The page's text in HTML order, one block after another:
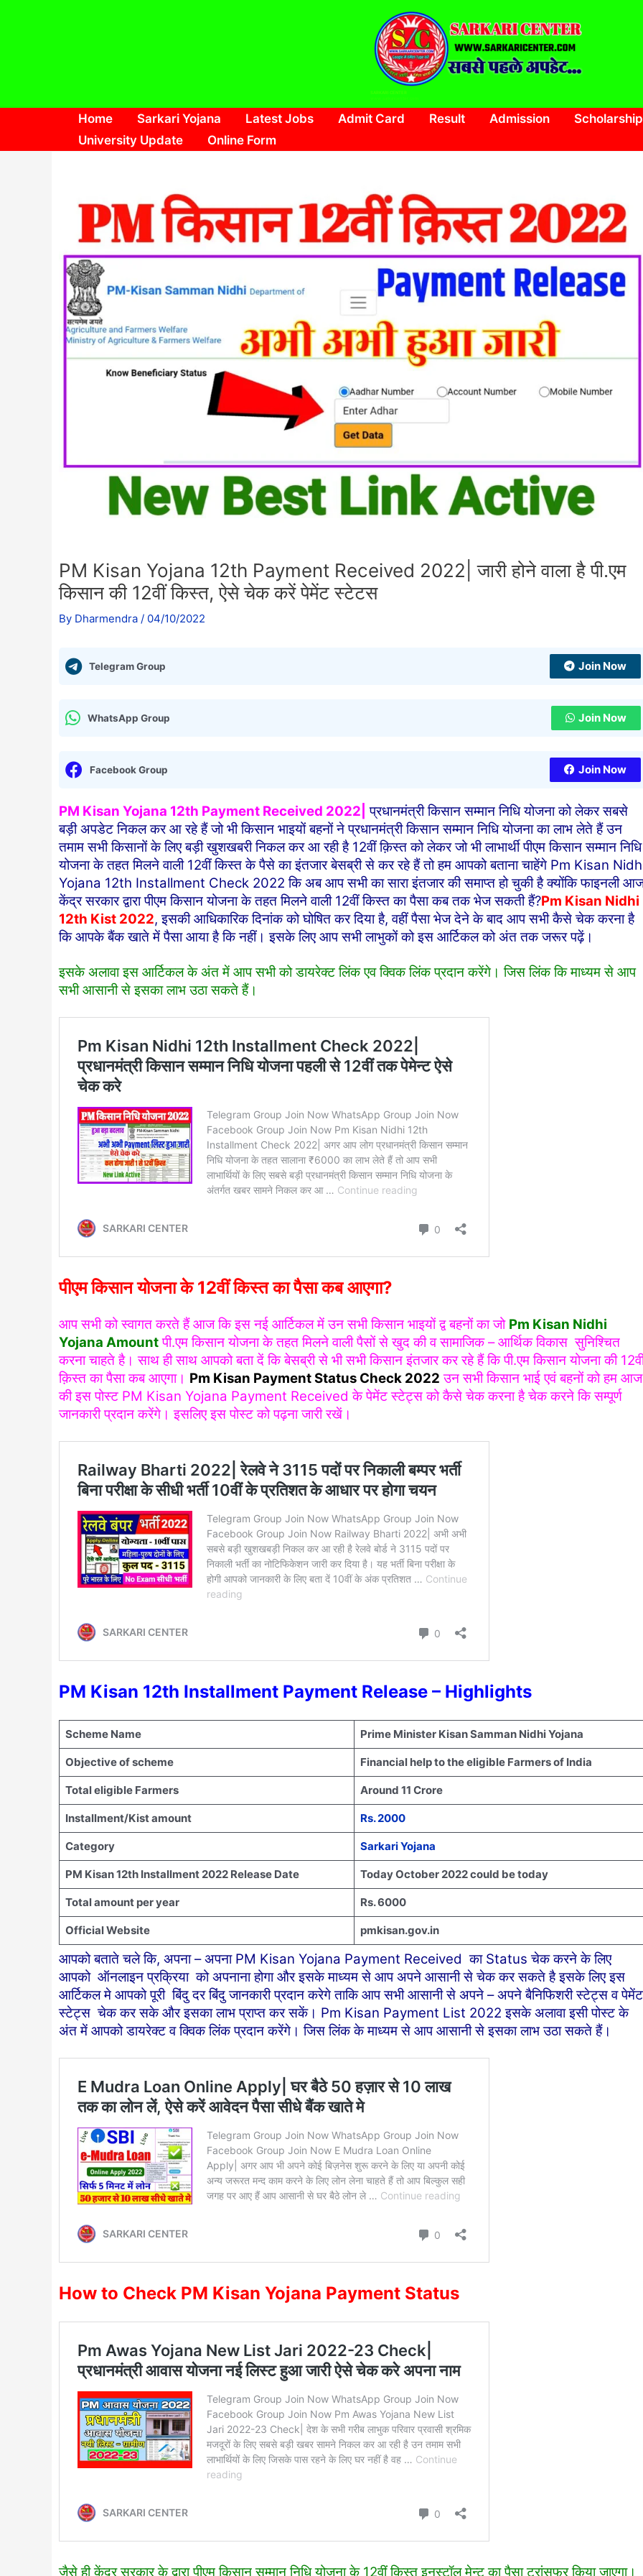
SARKARI CENTER
Home Sarkari Yojana Latest Jobs Admit Card Result Admission
Scholarship
University Update
Online Form
PM Kisan Yojana 12th Payment Received 2022| जारी होने वाला है पी.एम
किसान की 12वीं किस्त, ऐसे चेक करें पेमेंट स्टेटस
By Dharmendra / 04/10/2022
Telegram Group Join Now
WhatsApp Group Join Now
Facebook Group Join Now
PM Kisan Yojana 12th Payment Received 2022| प्रधानमंत्री किसान सम्मान निधि योजना को लेकर सबसे
बड़ी अपडेट निकल कर आ रहे हैं जो भी किसान भाइयों बहनों ने प्रधानमंत्री किसान सम्मान निधि योजना का लाभ लेते हैं उन
तमाम सभी किसानों के लिए बड़ी खुशखबरी निकल कर आ रही है 12वीं क़िस्त को लेकर जो भी लाभार्थी पीएम किसान सम्मान निधि
योजना के तहत मिलने वाली 12वीं किस्त के पैसे का इंतजार बेसब्री से कर रहे हैं तो हम आपको बताना चाहेंगे Pm Kisan
Yojana 12th Installment Check 2022 कि अब आप सभी का सारा इंतजार की समाप्त हो चुकी है क्योंकि फाइनली
केंद्र सरकार द्वारा पीएम किसान योजना के तहत मिलने वाली 12वीं किस्त का पैसा कब तक भेज सकती हैं?Pm Kisan Nidhi
12th Kist 2022, इसकी आधिकारिक दिनांक को घोषित कर दिया है, वहीं पैसा भेज देने के बाद आप सभी कैसे चेक करना है
कि आपके बैंक खाते में पैसा आया है कि नहीं। इसके लिए आप सभी लाभुकों को इस आर्टिकल को अंत तक जरूर पढ़ें।
इसके अलावा इस आर्टिकल के अंत में आप सभी को डायरेक्ट लिंक एव क्विक लिंक प्रदान करेंगे। जिस लिंक कि माध्यम से आप
सभी आसानी से इसका लाभ उठा सकते हैं।
पीएम किसान योजना के 12वीं किस्त का पैसा कब आएगा?
आप सभी को स्वागत करते हैं आज कि इस नई आर्टिकल में उन सभी किसान भाइयों द्व बहनों का जो Pm Kisan Nidhi
Yojana Amountपी.एम किसान योजना के तहत मिलने वाली पैसों से खुद की व सामाजिक – आर्थिक विकास सुनिश्चित
करना चाहते है। साथ ही साथ आपको बता दें कि बेसब्री से भी सभी किसान इंतजार कर रहे हैं कि पी.एम किसान योजना की
क़िस्त का पैसा कब आएगा। Pm Kisan Payment Status Check 2022 उन सभी किसान भाई एवं बहनों को हम आज
की इस पोस्ट PM Kisan Yojana Payment Received के पेमेंट स्टेट्स को कैसे चेक करना है चेक करने कि सम्पूर्ण
जानकारी प्रदान करेंगे। इसलिए इस पोस्ट को पढ़ना जारी रखें।
PM Kisan 12th Installment Payment Release – Highlights
Scheme Name Prime Minister Kisan Samman Nidhi Yojana
Objective of scheme Financial help to the eligible Farmers of India
Total eligible Farmers Around 11 Crore
Installment/Kist amount Rs. 2000
Category Sarkari Yojana
PM Kisan 12th Installment 2022 Release Date Today October 2022 could be today
Total amount per year Rs. 6000
Official Website pmkisan.gov.in
आपको बताते चले कि, अपना – अपना PM Kisan Yojana Payment Received का Status चेक करने के लिए
आपको ऑनलाइन प्रक्रिया को अपनाना होगा और इसके माध्यम से आप अपने आसानी से चेक कर सकते है इसके लिए इस
आर्टिकल मे आपको पूरी बिंदु दर बिंदु जानकारी प्रदान करेगे ताकि आप सभी आसानी से अपने – अपने बैनिफिशरी स्टेट्स व पेमेंट
स्टेट्स चेक कर सके और इसका लाभ प्राप्त कर सकें। Pm Kisan Payment List 2022 इसके अलावा इसी पोस्ट के
अंत में आपको डायरेक्ट व क्विक लिंक प्रदान करेंगे। जिस लिंक के माध्यम से आप आसानी से इसका लाभ उठा सकते हैं।
How to Check PM Kisan Yojana Payment Status
जैसे ही केंद्र सरकार के द्वारा पीएम किसान सम्मान निधि योजना के 12वीं क़िस्त इनस्टॉल मेन्ट का पैसा ट्रांसफर किया जाएगा।